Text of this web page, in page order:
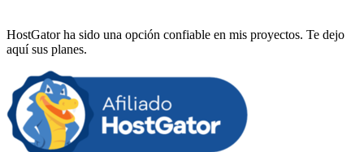
HostGator ha sido una opción confiable en mis proyectos. Te dejo
aquí sus planes.